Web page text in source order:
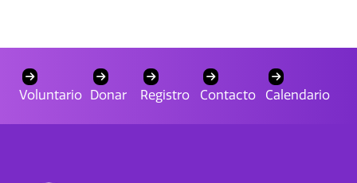
Voluntario Donar Registro Contacto Calendario